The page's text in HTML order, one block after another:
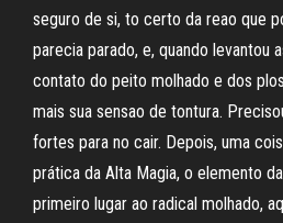
seguro de si, to certo da reao que
parecia parado, e, quando levantou
contato do peito molhado e dos
mais sua sensao de tontura.
fortes para no cair. Depois, uma
prática da Alta Magia, o elemento
primeiro lugar ao radical molhado,